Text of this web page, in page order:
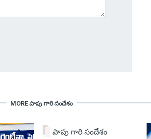
MORE పాపు గారి సందేశం
పాపు గారి సందేశం